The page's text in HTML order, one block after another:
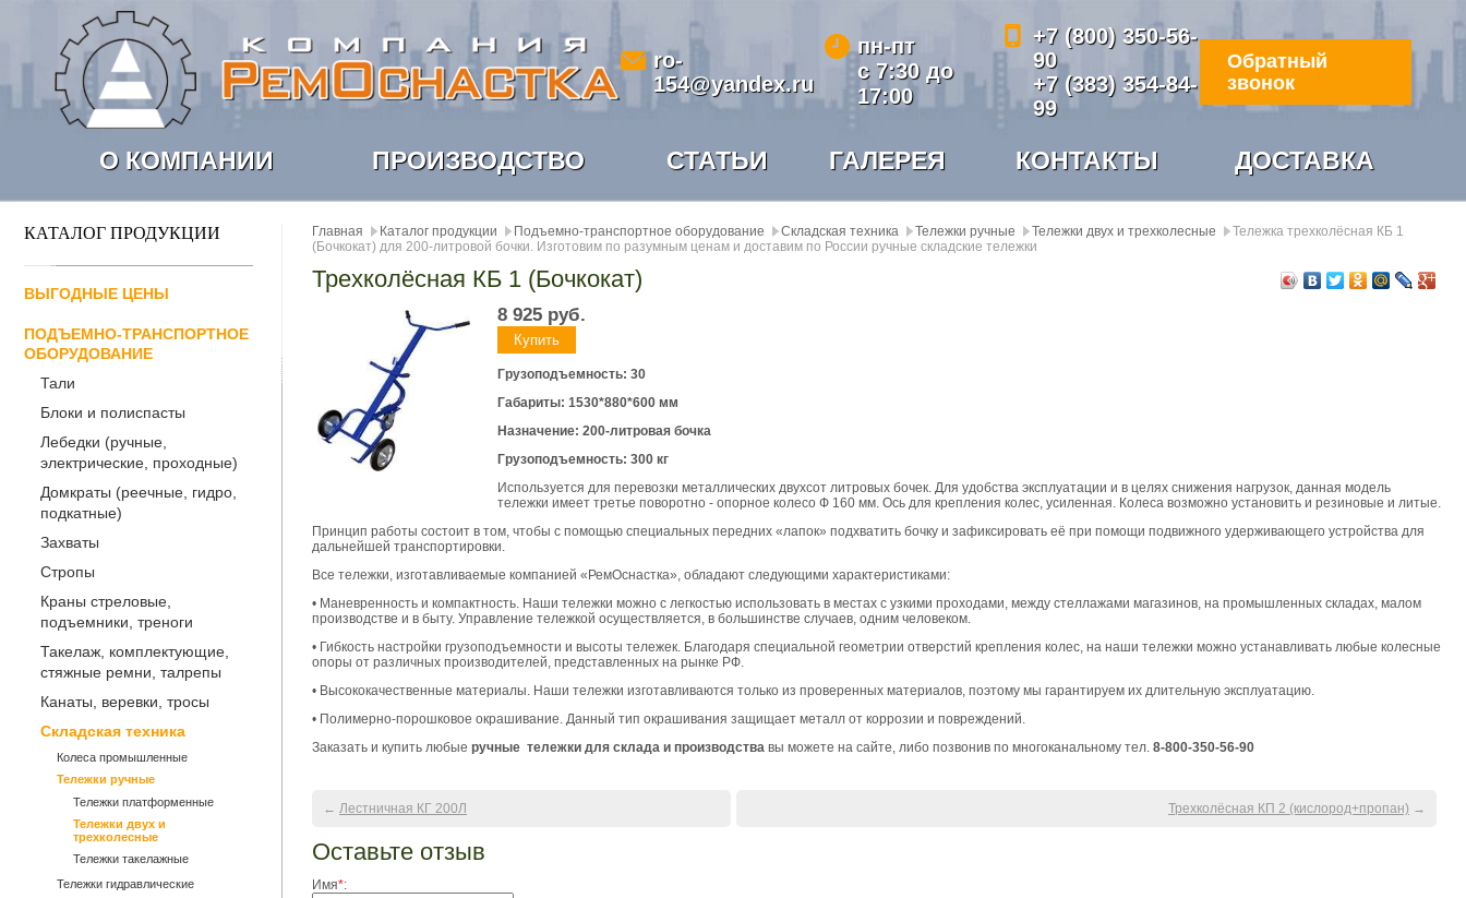
ro-
154@yandex.ru
пн-пт
с 7:30 до
17:00
+7 (800) 350-56-
90
+7 (383) 354-84-
99
Обратный
звонок
О КОМПАНИИ ПРОИЗВОДСТВО СТАТЬИ ГАЛЕРЕЯ КОНТАКТЫ ДОСТАВКА
КАТАЛОГ ПРОДУКЦИИ
ВЫГОДНЫЕ ЦЕНЫ
ПОДЪЕМНО-ТРАНСПОРТНОЕ
ОБОРУДОВАНИЕ
Тали
Блоки и полиспасты
Лебедки (ручные,
электрические, проходные)
Домкраты (реечные, гидро,
подкатные)
Захваты
Стропы
Краны стреловые,
подъемники, треноги
Такелаж, комплектующие,
стяжные ремни, талрепы
Канаты, веревки, тросы
Складская техника
Колеса промышленные
Тележки ручные
Тележки платформенные
Тележки двух и
трехколесные
Тележки такелажные
Тележки гидравлические
Главная Каталог продукции Подъемно-транспортное оборудование Складская техника Тележки ручные Тележки двух и трехколесные
Тележка трехколёсная КБ 1
(Бочкокат) для 200-литровой бочки. Изготовим по разумным ценам и доставим по России ручные складские тележки
Трехколёсная КБ 1 (Бочкокат)
8 925 руб.
Грузоподъемность: 30
Габариты: 1530*880*600 мм
Назначение: 200-литровая бочка
Грузоподъемность: 300 кг
Используется для перевозки металлических двухсот литровых бочек. Для удобства эксплуатации и в целях снижения нагрузок, данная модель
тележки имеет третье поворотно - опорное колесо Ф 160 мм. Ось для крепления колес, усиленная. Колеса возможно установить и резиновые и литые.
Принцип работы состоит в том, чтобы с помощью специальных передних «лапок» подхватить бочку и зафиксировать её при помощи подвижного удерживающего устройства для
дальнейшей транспортировки.
Все тележки, изготавливаемые компанией «РемОснастка», обладают следующими характеристиками:
• Маневренность и компактность. Наши тележки можно с легкостью использовать в местах с узкими проходами, между стеллажами магазинов, на промышленных складах, малом
производстве и в быту. Управление тележкой осуществляется, в большинстве случаев, одним человеком.
• Гибкость настройки грузоподъемности и высоты тележек. Благодаря специальной геометрии отверстий крепления колес, на наши тележки можно устанавливать любые колесные
опоры от различных производителей, представленных на рынке РФ.
• Высококачественные материалы. Наши тележки изготавливаются только из проверенных материалов, поэтому мы гарантируем их длительную эксплуатацию.
• Полимерно-порошковое окрашивание. Данный тип окрашивания защищает металл от коррозии и повреждений.
Заказать и купить любые ручные тележки для склада и производства вы можете на сайте, либо позвонив по многоканальному тел. 8-800-350-56-90
← Лестничная КГ 200Л Трехколёсная КП 2 (кислород+пропан) →
Оставьте отзыв
Имя*: